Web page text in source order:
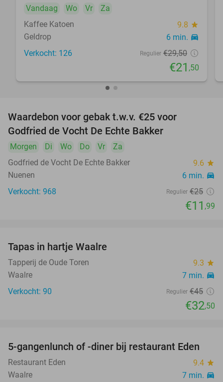
Vandaag
Wo Vr
Za
Kaffee Katoen
9.8 star
Geldrop 6 min. directions_car
Verkocht: 126 Regulier €29,50
€21 ,50
Waardebon voor gebak t.w.v. €25 voor
Godfried de Vocht De Echte Bakker
Morgen Di Wo Do Vr
Za
Godfried de Vocht De Echte Bakker
9.6 star
Nuenen 6 min. directions_car
Verkocht: 968 Regulier €25
€11 ,99
Tapas in hartje Waalre
Tapperij de Oude Toren 9.3 star
Waalre 7 min. directions_car
Verkocht: 90 Regulier €45
€32,50
49%
5-gangenlunch of -diner bij restaurant Eden
Restaurant Eden 9.4 star
Waalre 7 min. directions_car